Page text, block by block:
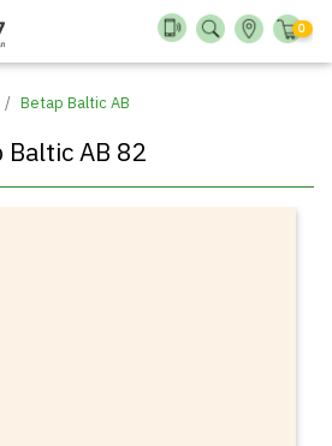
0
Betap Baltic AB
AB 82